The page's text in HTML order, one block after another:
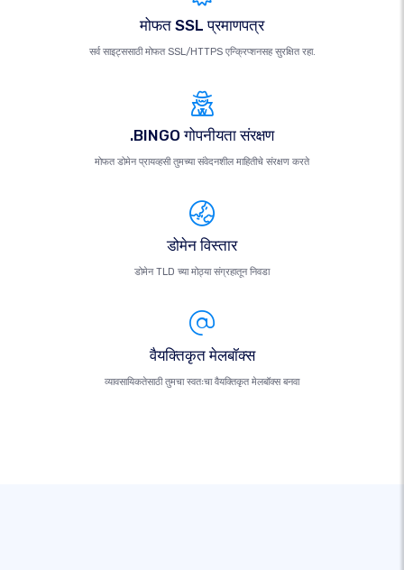
मोफत SSL प्रमाणपत्र
सर्व साइट्ससाठी मोफत SSL/HTTPS एन्क्रिप्शनसह सुरक्षित रहा.
.BINGO गोपनीयता संरक्षण
मोफत डोमेन प्रायव्हसी तुमच्या संवेदनशील माहितीचे संरक्षण करते
डोमेन विस्तार
डोमेन TLD च्या मोठ्या संग्रहातून निवडा
वैयक्तिकृत मेलबॉक्स
व्यावसायिकतेसाठी तुमचा स्वतःचा वैयक्तिकृत मेलबॉक्स बनवा